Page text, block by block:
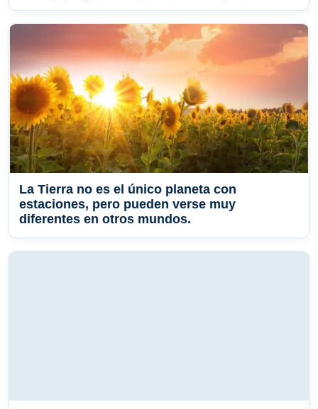
La Tierra no es el único planeta con
estaciones, pero pueden verse muy
diferentes en otros mundos.